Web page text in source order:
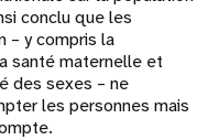
conclu que les
– y compris la
santé maternelle et
des sexes – ne
les personnes mais